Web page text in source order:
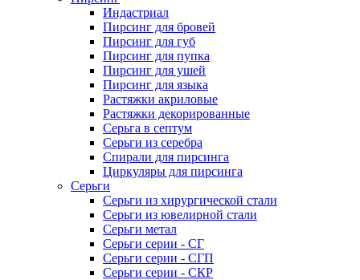
Индастриал
Пирсинг для бровей
Пирсинг для губ
Пирсинг для пупка
Пирсинг для ушей
Пирсинг для языка
Растяжки акриловые
Растяжки декорированные
Серьга в септум
Серьги из серебра
Спирали для пирсинга
Циркуляры для пирсинга
Серьги
Серьги из хирургической стали
Серьги из ювелирной стали
Серьги метал
Серьги серии - СГ
Серьги серии - СГП
Серьги серии - СКР